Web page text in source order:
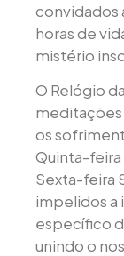
convidados
horas de
mistério
O Relógio
meditações
os
Quinta-feira
Sexta-feira
impelidos a
específico
unindo o